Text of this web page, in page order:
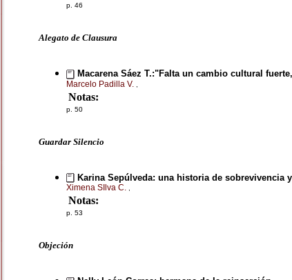
p. 46
Alegato de Clausura
Macarena Sáez T.:"Falta un cambio cultural
Marcelo Padilla V.
Notas:
p. 50
Guardar Silencio
Karina Sepúlveda: una historia de sobrevivencia
Ximena SIlva C.
Notas:
p. 53
Objeción